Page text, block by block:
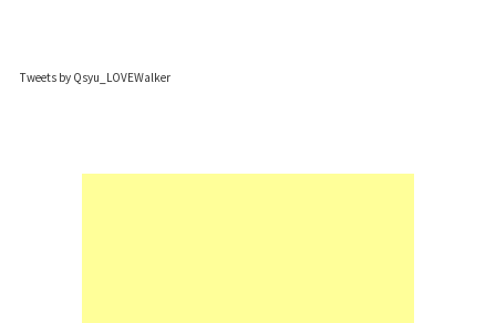
Tweets by Qsyu_LOVEWalker